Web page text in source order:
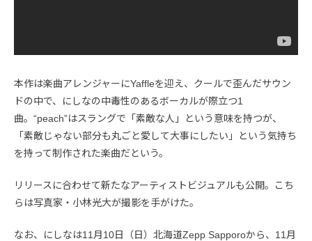
本作は楽曲アレンジャーにYaffleを迎え、クールで歪んだサウン
ドの中で、にしなの中毒性のあるボーカルが際立つ1
曲。“peach”はスラングで「素敵な人」という意味を持つが、
「素敵じゃない部分も丸ごと愛して大事にしたい」という気持ち
を持って制作された楽曲だという。
リリースに合わせて新たなアーティストビジュアルも公開。こち
らは写真家・小林光大が撮影を手がけた。
なお、にしなは11月10日（日）北海道Zepp Sapporoから、11月